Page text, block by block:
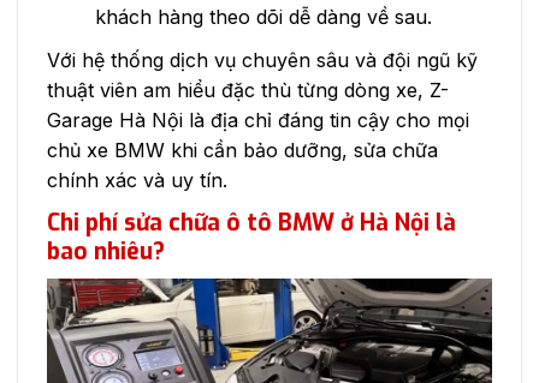
khách hàng theo dõi dễ dàng về sau.
Với hệ thống dịch vụ chuyên sâu và đội ngũ kỹ
thuật viên am hiểu đặc thù từng dòng xe, Z-
Garage Hà Nội là địa chỉ đáng tin cậy cho mọi
chủ xe BMW khi cần bảo dưỡng, sửa chữa
chính xác và uy tín.
Chi phí sửa chữa ô tô BMW ở Hà Nội là
bao nhiêu?